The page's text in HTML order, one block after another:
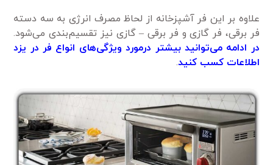
علاوه بر این فر آشپزخانه از لحاظ مصرف انرژی به سه دسته
فر برقی، فر گازی و فر برقی – گازی نیز تقسیم‌بندی می‌شود.
در ادامه می‌توانید بیشتر درمورد ویژگی‌های انواع فر در یزد
اطلاعات کسب کنید.